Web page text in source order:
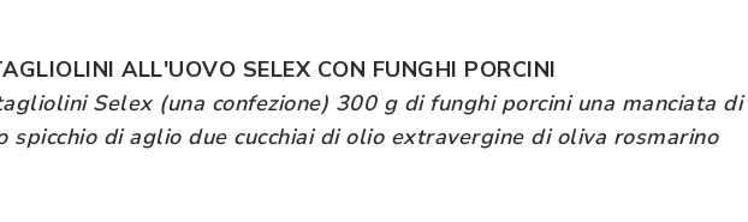
ALL'UOVO SELEX CON FUNGHI PORCINI
Selex (una confezione) 300 g di funghi porcini una manciata di
spicchio di aglio due cucchiai di olio extravergine di oliva rosmarino